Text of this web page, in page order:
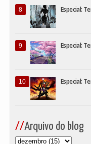
Especial:
Especial:
Especial:
Arquivo do blog